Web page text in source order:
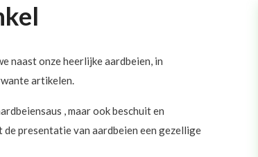
naast onze heerlijke aardbeien, in
artikelen.
, maar ook beschuit en
presentatie van aardbeien een gezellige